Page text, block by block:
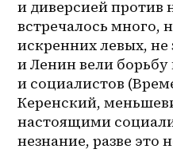
и диверсией против
встречалось много,
искренних левых,
и Ленин вели
и социалистов
Керенский,
настоящими
незнание, разве это